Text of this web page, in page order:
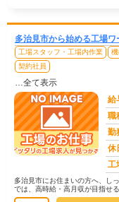
多治見市から始める工場
工場スタッフ・工場内作業
契約社員
…全て表示
給
職
勤
休
工
多治見市にお住まいの方へ、し
では、高時給・高月収が目指せ
例】◇ 製造ラインでの組立・加